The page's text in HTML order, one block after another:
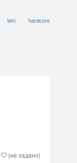
idm
hardcore
(не задано)